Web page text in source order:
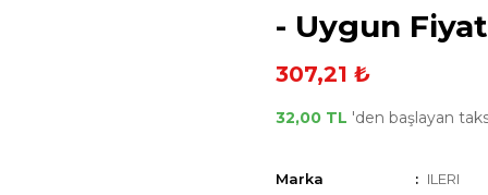
- Uygun Fiyat
307,21 ₺
32,00 TL 'den başlayan
Marka
ILERI